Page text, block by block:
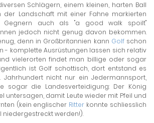
Schlägern, einem kleinen, harten Ball
der Landschaft mit einer Fahne markierten
Gegnern auch als "a good walk spoilt"
jedoch nicht genug davon bekommen.
denn in Großbritannien kann Golfschon
- komplette Ausrüstungen lassen sich relativ
vielerorten findet man billige oder sogar
ist Golf schottisch, dort entstand es
Jahrhundert nicht nur ein Jedermannsport,
sogar die Landesverteidigung: Der König
untersagen, damit Leute wieder mit Pfeil und
(kein englischer Ritter konnte schliesslich
werden!).